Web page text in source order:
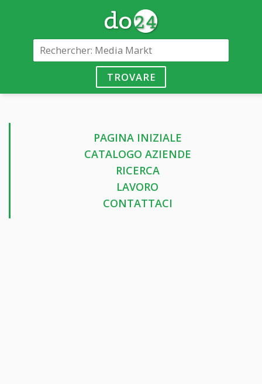
TROVARE
PAGINA INIZIALE
CATALOGO AZIENDE
RICERCA
LAVORO
CONTATTACI